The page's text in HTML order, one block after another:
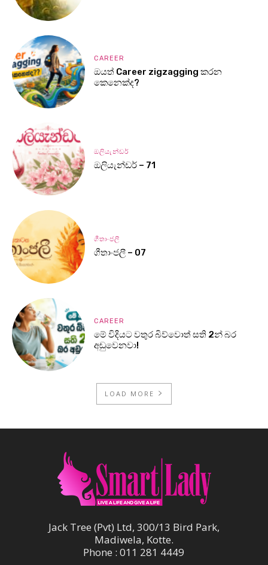
CAREER
ඔයත් Career zigzagging කරන
කෙනෙක්ද?
ඔලියැන්ඩර්
ඔලියැන්ඩර් – 71
ගීතාංජලී
ගීතාංජලී – 07
CAREER
මේ විදියට වතුර බිව්වොත් සති 2න් බර
අඩුවෙනවා!
LOAD MORE
Jack Tree (Pvt) Ltd, 300/13 Bird Park,
Madiwela, Kotte.
Phone : 011 281 4449